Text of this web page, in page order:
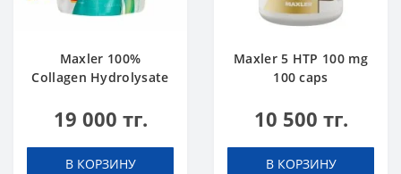
Maxler 100%
Collagen Hydrolysate
19 000 тг.
В КОРЗИНУ
Maxler 5 HTP 100 mg
100 caps
10 500 тг.
В КОРЗИНУ